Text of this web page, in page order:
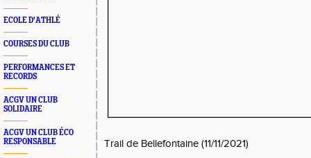
ECOLE D'ATHLÉ
COURSES DU CLUB
PERFORMANCES ET
RECORDS
ACGV UN CLUB
SOLIDAIRE
ACGV UN CLUB ÉCO
RESPONSABLE
Trail de Bellefontaine (11/11/2021)